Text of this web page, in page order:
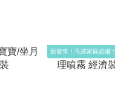
新發售！毛孩家庭必備！